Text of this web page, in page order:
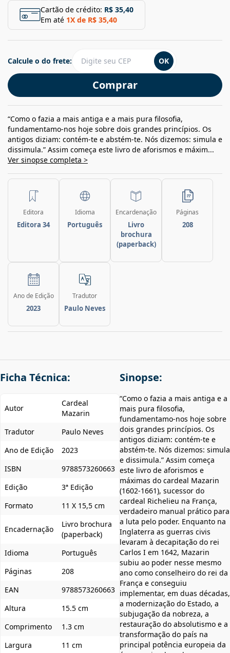
Cartão de crédito: R$ 35,40
Em até 1X de R$ 35,40
Comprar
Calcule o do frete: OK
“Como o fazia a mais antiga e a mais pura filosofia,
fundamentamo-nos hoje sobre dois grandes princípios. Os
antigos diziam: contém-te e abstém-te. Nós dizemos: simula e
dissimula.” Assim começa este livro de aforismos e máxim...
Ver sinopse completa >
Editora
Editora 34
Idioma
Português
Encardenação
Livro
brochura
(paperback)
Páginas
208
Ano de Edição
2023
Tradutor
Paulo Neves
Ficha Técnica:
Autor
Cardeal
Mazarin
Tradutor
Paulo Neves
Ano de Edição
2023
ISBN
9788573260663
Edição
3ª Edição
Formato
11 X 15,5 cm
Encadernação
Livro brochura
(paperback)
Idioma
Português
Páginas
208
EAN
9788573260663
Altura
15.5 cm
Comprimento
1.3 cm
Largura
11 cm
Sinopse:
“Como o fazia a mais antiga e a
mais pura filosofia,
fundamentamo-nos hoje sobre
dois grandes princípios. Os
antigos diziam: contém-te e
abstém-te. Nós dizemos: simula
e dissimula.” Assim começa
este livro de aforismos e
máximas do cardeal Mazarin
(1602-1661), sucessor do
cardeal Richelieu na França,
verdadeiro manual prático para
a luta pelo poder. Enquanto na
Inglaterra as guerras civis
levaram à decapitação do rei
Carlos I em 1642, Mazarin
subiu ao poder nesse mesmo
ano como conselheiro do rei da
França e conseguiu
implementar, em duas décadas,
a modernização do Estado, a
subjugação da nobreza, a
restauração do absolutismo e a
transformação do país na
principal potência europeia da